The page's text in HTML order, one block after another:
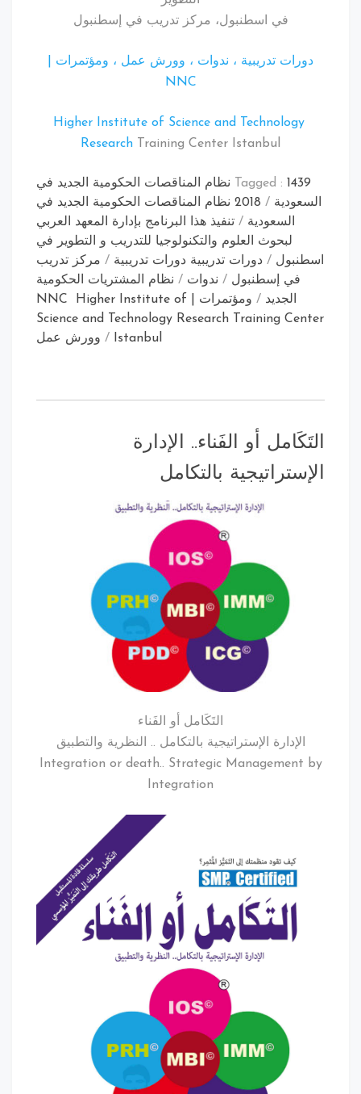
في اسطنبول، مركز تدريب في إسطنبول
تدريبية ، ندوات ، وورش عمل ، ومؤتمرات |
Higher Institute of Science and Technology
Research Training Center Istanbul
Tagged :1439 نظام المناقصات الحكومية الجديد في
/
2018 نظام المناقصات الحكومية الجديد في
/تنفيذ هذا البرنامج بإدارة المعهد العربي
لبحوث العلوم والتكنولوجيا للتدريب و التطوير في
/دورات تدريبية دورات تدريبية /مركز تدريب
في إسطنبول /ندوات/ نظام المشتريات الحكومية
ومؤتمرات | NNC Higher Institute of
Science and Technology Research Training
/وورش عمل
أو الفَناء.. الإدارة
بالتكامل
التَكَامل أو الفَناء
الإدارة الإستراتيجية بالتكامل .. النظرية والتطبيق
Integration or death.. Strategic Management
Integration